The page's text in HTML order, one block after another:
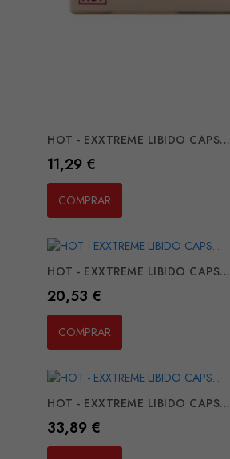
HOT - EXXTREME LIBIDO CAPS...
Preço
11,29 €
COMPRAR
HOT - EXXTREME LIBIDO CAPS...
Preço
20,53 €
COMPRAR
HOT - EXXTREME LIBIDO CAPS...
Preço
33,89 €